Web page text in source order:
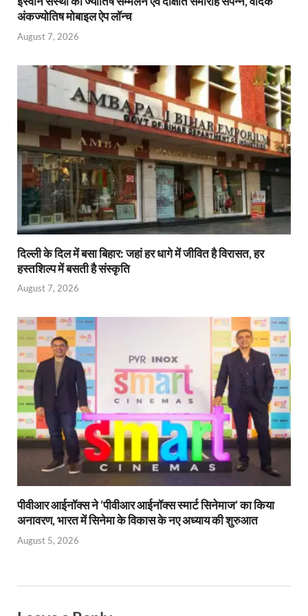
अंकज्योतिष मोबाइल ऐप लॉन्च
August 7, 2026
दिल्ली के दिल में बसा बिहार: जहां हर धागे में जीवित है विरासत, हर
हस्तशिल्प में बसती है संस्कृति
August 7, 2026
पीवीआर आईनॉक्स ने ‘पीवीआर आईनॉक्स स्मार्ट सिनेमाज’ का किया
अनावरण, भारत में सिनेमा के विकास के नए अध्याय की शुरुआत
August 5, 2026